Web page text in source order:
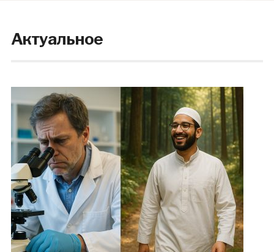
Актуальное